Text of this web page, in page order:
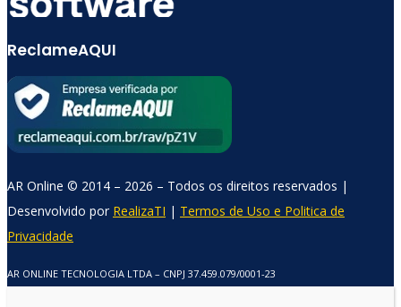
ReclameAQUI
AR Online © 2014 – 2026 – Todos os direitos reservados |
Desenvolvido por RealizaTI | Termos de Uso e Politica de
Privacidade
AR ONLINE TECNOLOGIA LTDA – CNPJ 37.459.079/0001-23
Comercial AR Online